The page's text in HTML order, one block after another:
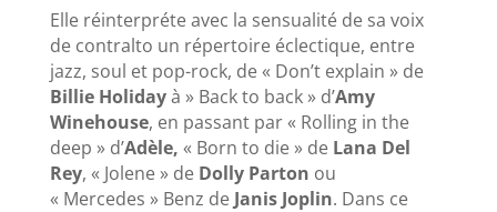
Elle réinterpréte avec la sensualité de sa voix
de contralto un répertoire éclectique, entre
jazz, soul et pop-rock, de « Don’t explain » de
Billie Holidayà » Back to back » d’Amy
Winehouse, en passant par « Rolling in the
deep » d’Adèle, « Born to die » de Lana Del
Rey, « Jolene » de Dolly Parton ou
« Mercedes » Benz de Janis Joplin. Dans ce